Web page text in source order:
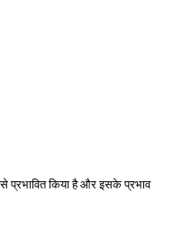
प्रभावित किया है और इसके प्रभाव